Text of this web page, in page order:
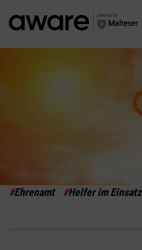
#Ehrenamt #Helfer im Einsatz